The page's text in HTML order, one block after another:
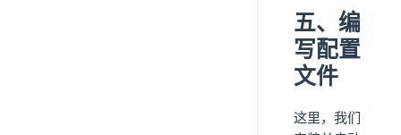
五、编
写配置
文件
这里，我们